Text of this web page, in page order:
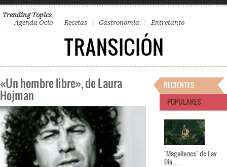
Trending Topics
Agenda Ocio
Recetas Gastronomía Entretanto
TRANSICIÓN
«Un hombre libre», de Laura
Hojman
RECIENTES
POPULARES
"Magallanes" de Lav
Dia…